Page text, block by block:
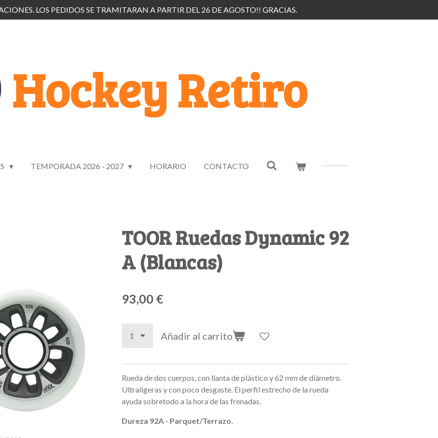
LOS PEDIDOS SE TRAMITARAN A PARTIR DEL 26 DE AGOSTO!! GRACIAS.
Hockey Retiro
TEMPORADA 2026 - 2027 HORARIO CONTACTO
TOOR Ruedas Dynamic 92
A (Blancas)
93,00 €
Añadir al carrito
Rueda de dos cuerpos, con llanta de plástico y 62 mm de diámetro.
Ultraligeras y con poco desgaste. El perfil estrecho de la rueda
ayuda sobretodo a la hora de las frenadas.
Dureza 92A - Parquet/Terrazo.